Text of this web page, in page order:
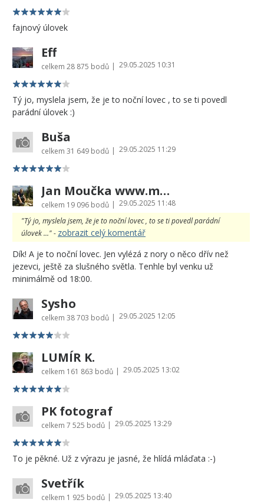
fajnový úlovek
Eff
celkem 28 875 bodů | 29.05.2025 10:31
Tý jo, myslela jsem, že je to noční lovec , to se ti povedl
parádní úlovek :)
Buša
celkem 31 649 bodů | 29.05.2025 11:29
Jan Moučka www.moucka.cz
celkem 19 096 bodů | 29.05.2025 11:48
"Tý jo, myslela jsem, že je to noční lovec , to se ti povedl parádní
úlovek ..." - zobrazit celý komentář
Dík! A je to noční lovec. Jen vylézá z nory o něco dřív než
jezevci, ještě za slušného světla. Tenhle byl venku už
minimálmě od 18:00.
Sysho
celkem 38 703 bodů | 29.05.2025 12:05
LUMÍR K.
celkem 161 863 bodů | 29.05.2025 13:02
PK fotograf
celkem 7 525 bodů | 29.05.2025 13:29
To je pěkné. Už z výrazu je jasné, že hlídá mláďata :-)
Svetřík
celkem 1 925 bodů | 29.05.2025 13:40